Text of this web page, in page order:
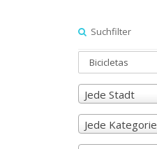
Suchfilter
Jede Stadt
Jede Kategorie